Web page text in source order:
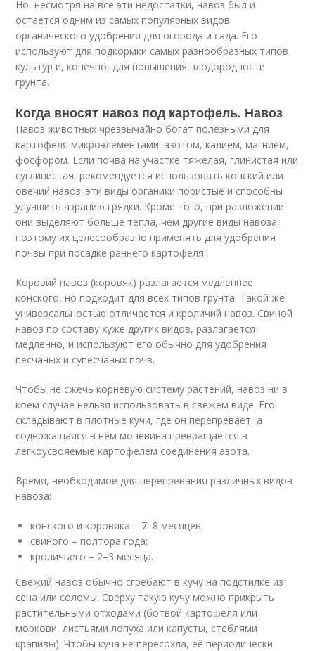
Но, несмотря на все эти недостатки, навоз был и
остается одним из самых популярных видов
органического удобрения для огорода и сада. Его
используют для подкормки самых разнообразных типов
культур и, конечно, для повышения плодородности
грунта.
Когда вносят навоз под картофель. Навоз
Навоз животных чрезвычайно богат полезными для
картофеля микроэлементами: азотом, калием, магнием,
фосфором. Если почва на участке тяжёлая, глинистая или
суглинистая, рекомендуется использовать конский или
овечий навоз: эти виды органики пористые и способны
улучшить аэрацию грядки. Кроме того, при разложении
они выделяют больше тепла, чем другие виды навоза,
поэтому их целесообразно применять для удобрения
почвы при посадке раннего картофеля.
Коровий навоз (коровяк) разлагается медленнее
конского, но подходит для всех типов грунта. Такой же
универсальностью отличается и кроличий навоз. Свиной
навоз по составу хуже других видов, разлагается
медленно, и используют его обычно для удобрения
песчаных и супесчаных почв.
Чтобы не сжечь корневую систему растений, навоз ни в
коем случае нельзя использовать в свежем виде. Его
складывают в плотные кучи, где он перепревает, а
содержащаяся в нём мочевина превращается в
легкоусвояемые картофелем соединения азота.
Время, необходимое для перепревания различных видов
навоза:
конского и коровяка – 7–8 месяцев;
свиного – полтора года;
кроличьего – 2–3 месяца.
Свежий навоз обычно сгребают в кучу на подстилке из
сена или соломы. Сверху такую кучу можно прикрыть
растительными отходами (ботвой картофеля или
моркови, листьями лопуха или капусты, стеблями
крапивы). Чтобы куча не пересохла, её периодически